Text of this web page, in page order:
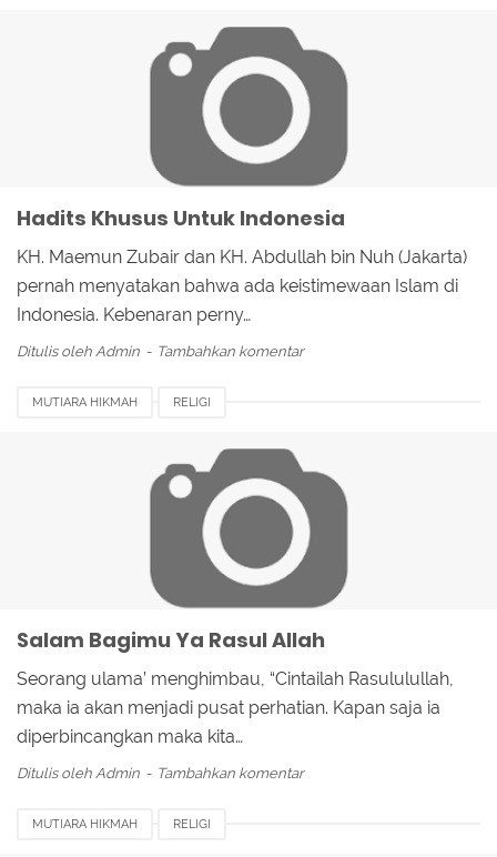
Hadits Khusus Untuk Indonesia
KH. Maemun Zubair dan KH. Abdullah bin Nuh (Jakarta)
pernah menyatakan bahwa ada keistimewaan Islam di
Indonesia. Kebenaran perny…
Ditulis oleh Admin Tambahkan komentar
MUTIARA HIKMAH RELIGI
Salam Bagimu Ya Rasul Allah
Seorang ulama’ menghimbau, “Cintailah Rasululullah,
maka ia akan menjadi pusat perhatian. Kapan saja ia
diperbincangkan maka kita…
Ditulis oleh Admin Tambahkan komentar
MUTIARA HIKMAH RELIGI